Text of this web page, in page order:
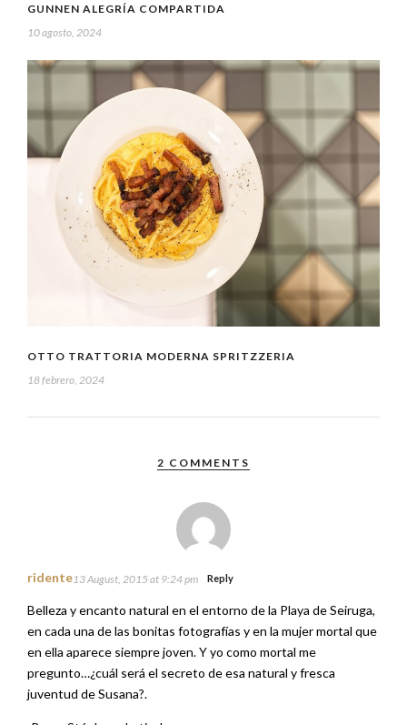
GUNNEN ALEGRÍA COMPARTIDA
10 agosto, 2024
OTTO TRATTORIA MODERNA SPRITZZERIA
18 febrero, 2024
2 COMMENTS
ridente13 August, 2015 at 9:24 pm Reply
Belleza y encanto natural en el entorno de la Playa de Seiruga,
en cada una de las bonitas fotografías y en la mujer mortal que
en ella aparece siempre joven. Y yo como mortal me
pregunto…¿cuál será el secreto de esa natural y fresca
juventud de Susana?.